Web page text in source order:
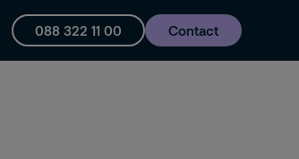
088 322 11 00 Contact
Vacatures